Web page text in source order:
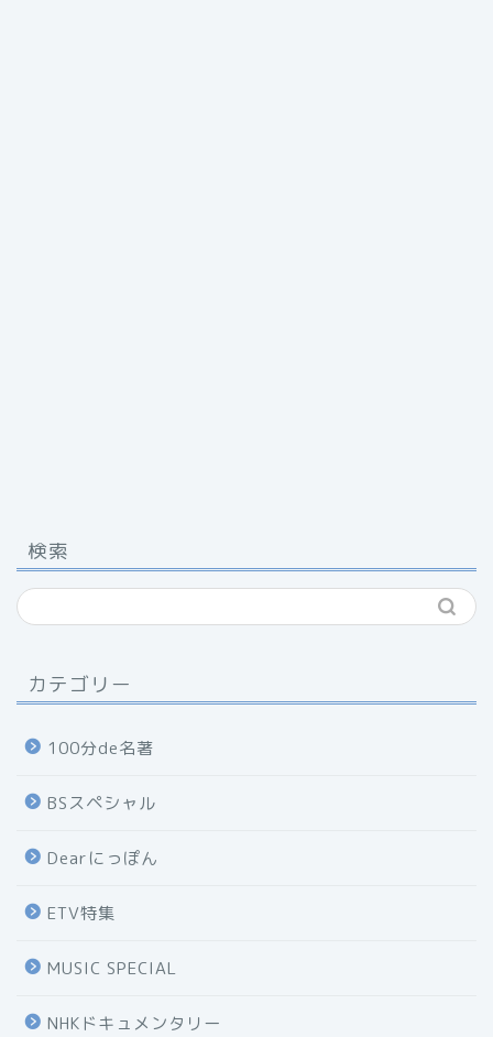
検索
カテゴリー
100分de名著
BSスペシャル
Dearにっぽん
ETV特集
MUSIC SPECIAL
NHKドキュメンタリー